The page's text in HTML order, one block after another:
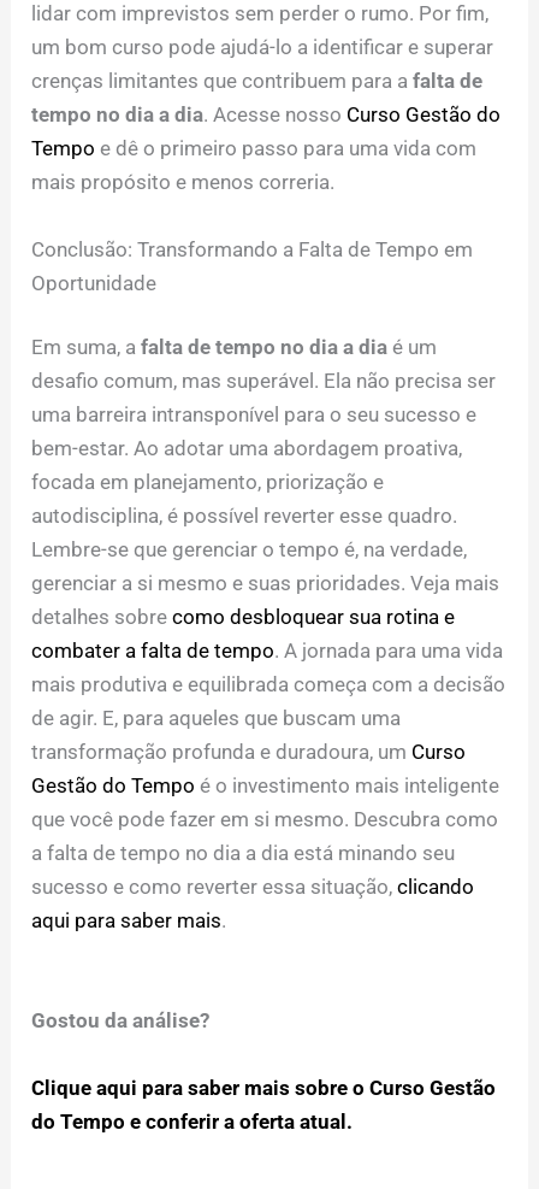
lidar com imprevistos sem perder o rumo. Por fim,
um bom curso pode ajudá-lo a identificar e superar
crenças limitantes que contribuem para afalta de
tempo no dia a dia. Acesse nosso Curso Gestão do
Tempo e dê o primeiro passo para uma vida com
mais propósito e menos correria.
Conclusão: Transformando a Falta de Tempo em
Oportunidade
Em suma, afalta de tempo no dia a dia é um
desafio comum, mas superável. Ela não precisa ser
uma barreira intransponível para o seu sucesso e
bem-estar. Ao adotar uma abordagem proativa,
focada em planejamento, priorização e
autodisciplina, é possível reverter esse quadro.
Lembre-se que gerenciar o tempo é, na verdade,
gerenciar a si mesmo e suas prioridades. Veja mais
detalhes sobrecomo desbloquear sua rotina e
combater a falta de tempo. A jornada para uma vida
mais produtiva e equilibrada começa com a decisão
de agir. E, para aqueles que buscam uma
transformação profunda e duradoura, um Curso
Gestão do Tempo é o investimento mais inteligente
que você pode fazer em si mesmo. Descubra como
a falta de tempo no dia a dia está minando seu
sucesso e como reverter essa situação,clicando
aqui para saber mais.
Gostou da análise?
Clique aqui para saber mais sobre o Curso Gestão
do Tempo e conferir a oferta atual.